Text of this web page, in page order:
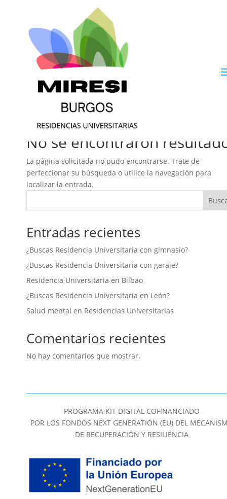
No se encontraron
La página solicitada no pudo encontrarse. Trate de
perfeccionar su búsqueda o utilice la navegación para
localizar la entrada.
Entradas recientes
¿Buscas Residencia Universitaria con gimnasio?
¿Buscas Residencia Universitaria con garaje?
Residencia Universitaria en Bilbao
¿Buscas Residencia Universitaria en León?
Salud mental en Residencias Universitarias
Comentarios recientes
No hay comentarios que mostrar.
PROGRAMA KIT DIGITAL COFINANCIADO
POR LOS FONDOS NEXT GENERATION (EU) DEL
DE RECUPERACIÓN Y RESILIENCIA